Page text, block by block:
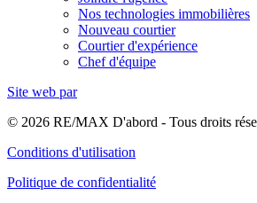
Nos technologies immobilières
Nouveau courtier
Courtier d'expérience
Chef d'équipe
Site web par
© 2026 RE/MAX D'abord - Tous droits
Conditions d'utilisation
Politique de confidentialité